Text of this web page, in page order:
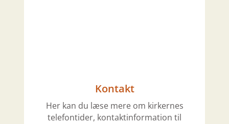
Kontakt
Her kan du læse mere om kirkernes
telefontider, kontaktinformation til